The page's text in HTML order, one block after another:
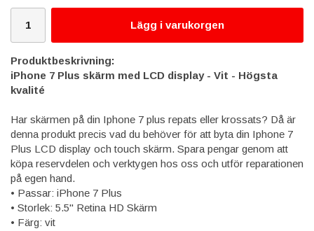
Lägg i varukorgen
Produktbeskrivning:
iPhone 7 Plus skärm med LCD display - Vit - Högsta
kvalité
Har skärmen på din Iphone 7 plus repats eller krossats? Då är
denna produkt precis vad du behöver för att byta din Iphone 7
Plus LCD display och touch skärm. Spara pengar genom att
köpa reservdelen och verktygen hos oss och utför reparationen
på egen hand.
• Passar: iPhone 7 Plus
• Storlek: 5.5" Retina HD Skärm
• Färg: vit